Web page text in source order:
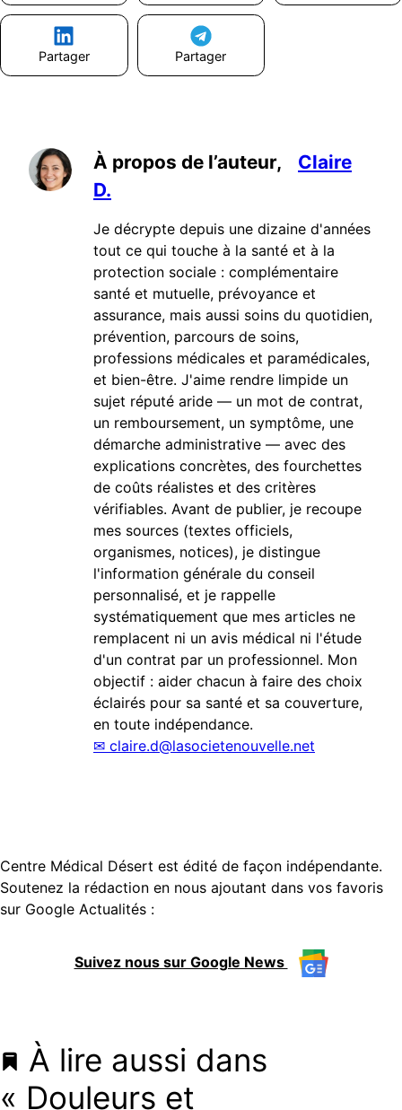
Partager Partager
À propos de l’auteur,
Claire
D.
Je décrypte depuis une dizaine d'années
tout ce qui touche à la santé et à la
protection sociale : complémentaire
santé et mutuelle, prévoyance et
assurance, mais aussi soins du quotidien,
prévention, parcours de soins,
professions médicales et paramédicales,
et bien-être. J'aime rendre limpide un
sujet réputé aride — un mot de contrat,
un remboursement, un symptôme, une
démarche administrative — avec des
explications concrètes, des fourchettes
de coûts réalistes et des critères
vérifiables. Avant de publier, je recoupe
mes sources (textes officiels,
organismes, notices), je distingue
l'information générale du conseil
personnalisé, et je rappelle
systématiquement que mes articles ne
remplacent ni un avis médical ni l'étude
d'un contrat par un professionnel. Mon
objectif : aider chacun à faire des choix
éclairés pour sa santé et sa couverture,
en toute indépendance.
✉ claire.d@lasocietenouvelle.net
Centre Médical Désert est édité de façon indépendante.
Soutenez la rédaction en nous ajoutant dans vos favoris
sur Google Actualités :
Suivez nous sur Google News
À lire aussi dans
« Douleurs et